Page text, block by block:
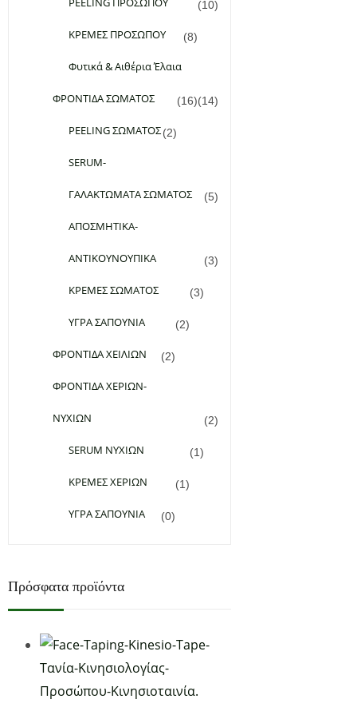
(10)
ΚΡΕΜΕΣ ΠΡΟΣΩΠΟΥ (8)
Φυτικά & Αιθέρια Έλαια
(14)
ΦΡΟΝΤΙΔΑ ΣΩΜΑΤΟΣ (16)
PEELING ΣΩΜΑΤΟΣ(2)
SERUM-
ΓΑΛΑΚΤΩΜΑΤΑ ΣΩΜΑΤΟΣ (5)
ΑΠΟΣΜΗΤΙΚΑ-
ΑΝΤΙΚΟΥΝΟΥΠΙΚΑ (3)
ΚΡΕΜΕΣ ΣΩΜΑΤΟΣ (3)
ΥΓΡΑ ΣΑΠΟΥΝΙΑ (2)
ΦΡΟΝΤΙΔΑ ΧΕΙΛΙΩΝ (2)
ΦΡΟΝΤΙΔΑ ΧΕΡΙΩΝ-
ΝΥΧΙΩΝ (2)
SERUM ΝΥΧΙΩΝ (1)
ΚΡΕΜΕΣ ΧΕΡΙΩΝ (1)
ΥΓΡΑ ΣΑΠΟΥΝΙΑ (0)
Πρόσφατα προϊόντα
Βαθμολογήθηκε με5.00από 5
Προσθήκη στο καλάθι